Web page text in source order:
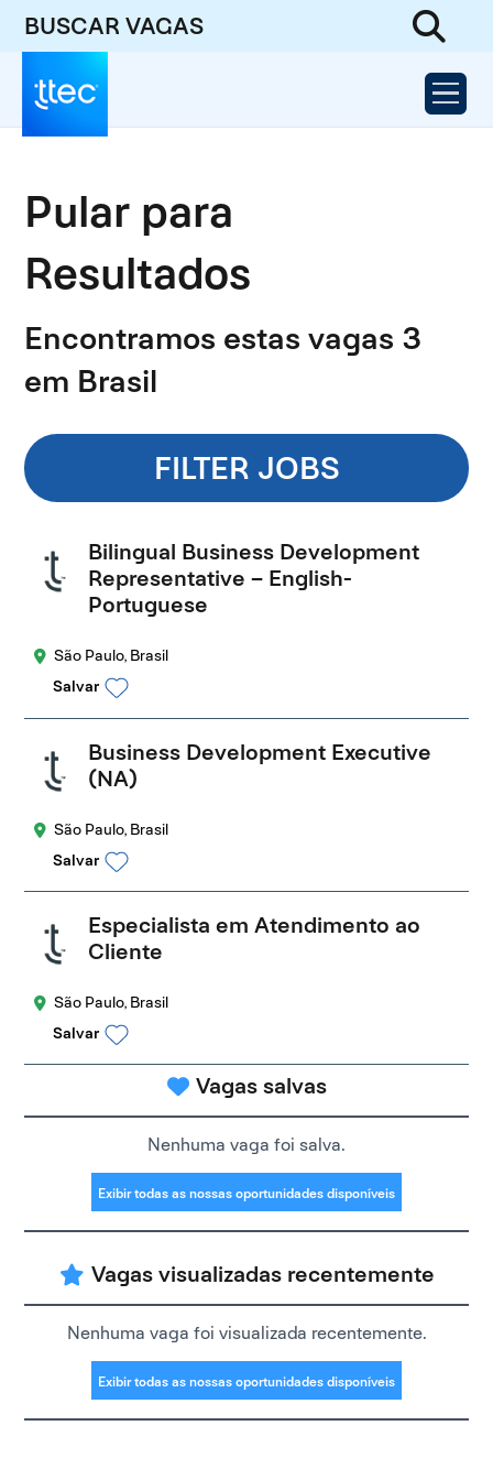
BUSCAR VAGAS
Pular para
Resultados
Encontramos estas vagas 3
em Brasil
FILTER JOBS
Bilingual Business Development
Representative – English-
Portuguese
São Paulo, Brasil
Salvar
Business Development Executive
(NA)
São Paulo, Brasil
Salvar
Especialista em Atendimento ao
Cliente
São Paulo, Brasil
Salvar
Vagas salvas
Nenhuma vaga foi salva.
Exibir todas as nossas oportunidades disponíveis
Vagas visualizadas recentemente
Nenhuma vaga foi visualizada recentemente.
Exibir todas as nossas oportunidades disponíveis